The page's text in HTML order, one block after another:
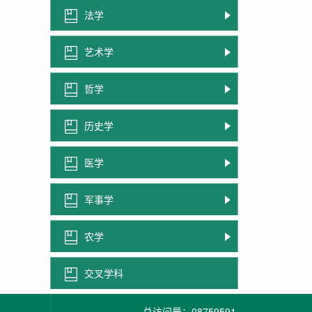
法学
艺术学
哲学
历史学
医学
军事学
农学
交叉学科